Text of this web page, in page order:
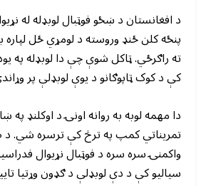
د افغانستان د ښځو فوټبال لوبډله له
پنځه کلن ځنډ وروسته د لومړي ځل لپاره
ته راګرځي. ټاکل شوې چې دا لوبډله په
کې د کوک ټاپوګانو د یوې لوبډلې پر
دا مهمه لوبه به روانه اونۍ د اوکلنډ په
تمریناتي کمپ په ترڅ کې ترسره شي. د
واکمنۍ سره سره د فوټبال نړیوال
سیالیو کې د دې لوبډلې د ګډون وړتیا